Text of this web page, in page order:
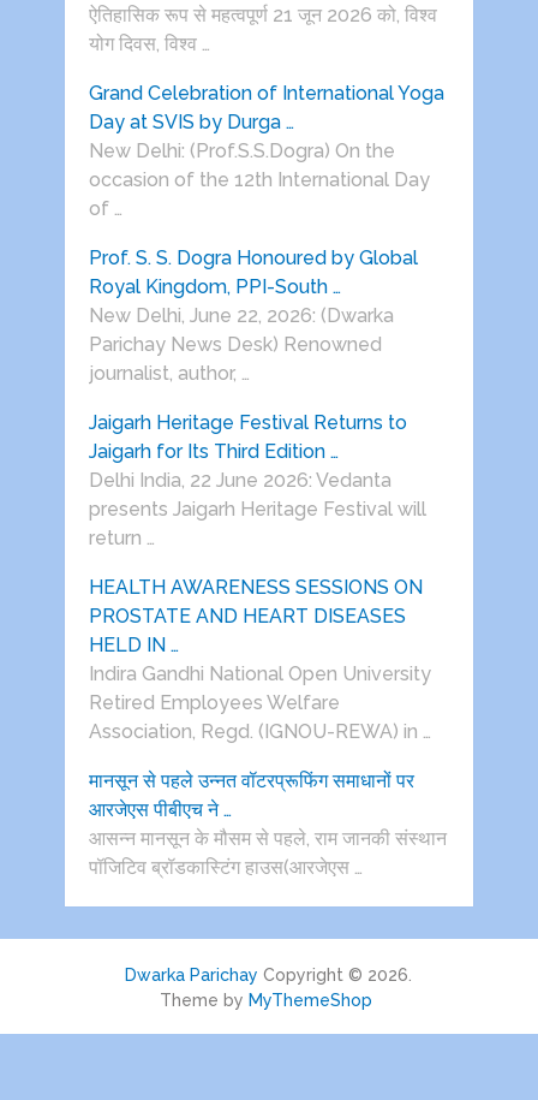
ऐतिहासिक रूप से महत्वपूर्ण 21 जून 2026 को, विश्व
योग दिवस, विश्व …
Grand Celebration of International Yoga
Day at SVIS by Durga …
New Delhi: (Prof.S.S.Dogra) On the
occasion of the 12th International Day
of …
Prof. S. S. Dogra Honoured by Global
Royal Kingdom, PPI-South …
New Delhi, June 22, 2026: (Dwarka
Parichay News Desk) Renowned
journalist, author, …
Jaigarh Heritage Festival Returns to
Jaigarh for Its Third Edition …
Delhi India, 22 June 2026: Vedanta
presents Jaigarh Heritage Festival will
return …
HEALTH AWARENESS SESSIONS ON
PROSTATE AND HEART DISEASES
HELD IN …
Indira Gandhi National Open University
Retired Employees Welfare
Association, Regd. (IGNOU-REWA) in …
मानसून से पहले उन्नत वॉटरप्रूफिंग समाधानों पर
आरजेएस पीबीएच ने …
आसन्न मानसून के मौसम से पहले, राम जानकी संस्थान
पॉजिटिव ब्रॉडकास्टिंग हाउस(आरजेएस …
Dwarka Parichay Copyright © 2026.
Theme by MyThemeShop